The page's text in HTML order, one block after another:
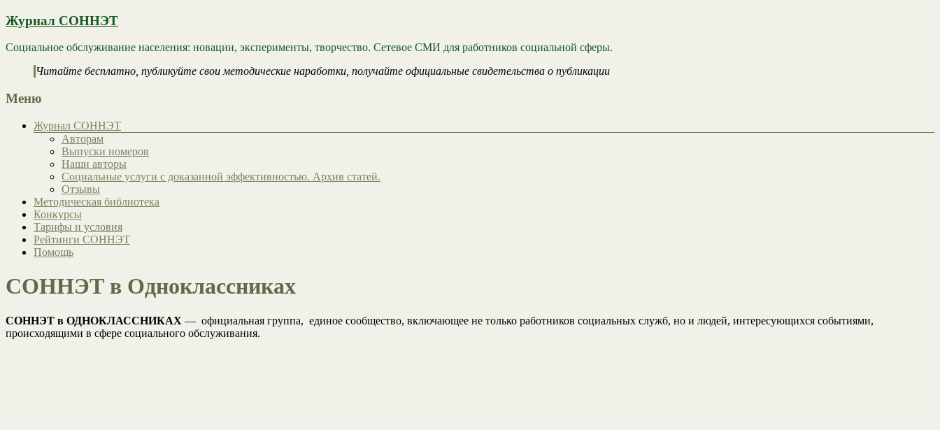
Журнал СОННЭТ
Социальное обслуживание населения: новации, эксперименты, творчество. Сетевое СМИ для работников социальной сферы.
Читайте бесплатно, публикуйте свои методические наработки, получайте официальные свидетельства о публикации
Меню
Журнал СОННЭТ
Авторам
Выпуски номеров
Наши авторы
Социальные услуги с доказанной эффективностью. Архив статей.
Отзывы
Методическая библиотека
Конкурсы
Тарифы и условия
Рейтинги СОННЭТ
Помощь
СОННЭТ в Одноклассниках
СОННЭТ в ОДНОКЛАССНИКАХ — официальная группа, единое сообщество, включающее не только работников социальных служб, но и людей, интересующихся событиями,
происходящими в сфере социального обслуживания.